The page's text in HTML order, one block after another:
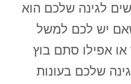
לגינה שלכם הוא
יש לכם למשל
או אפילו סתם בוץ
שלכם בעונות